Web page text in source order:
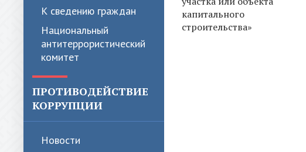
К сведению граждан
Национальный
антитеррористический
комитет
ПРОТИВОДЕЙСТВИЕ
КОРРУПЦИИ
Новости
капитального
строительства»